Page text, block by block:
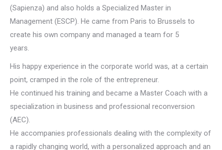
(Sapienza) and also holds a Specialized Master in
Management (ESCP). He came from Paris to Brussels to
create his own company and managed a team for 5
years.
His happy experience in the corporate world was, at a certain
point, cramped in the role of the entrepreneur.
He continued his training and became a Master Coach with a
specialization in business and professional reconversion
(AEC).
He accompanies professionals dealing with the complexity of
a rapidly changing world, with a personalized approach and an